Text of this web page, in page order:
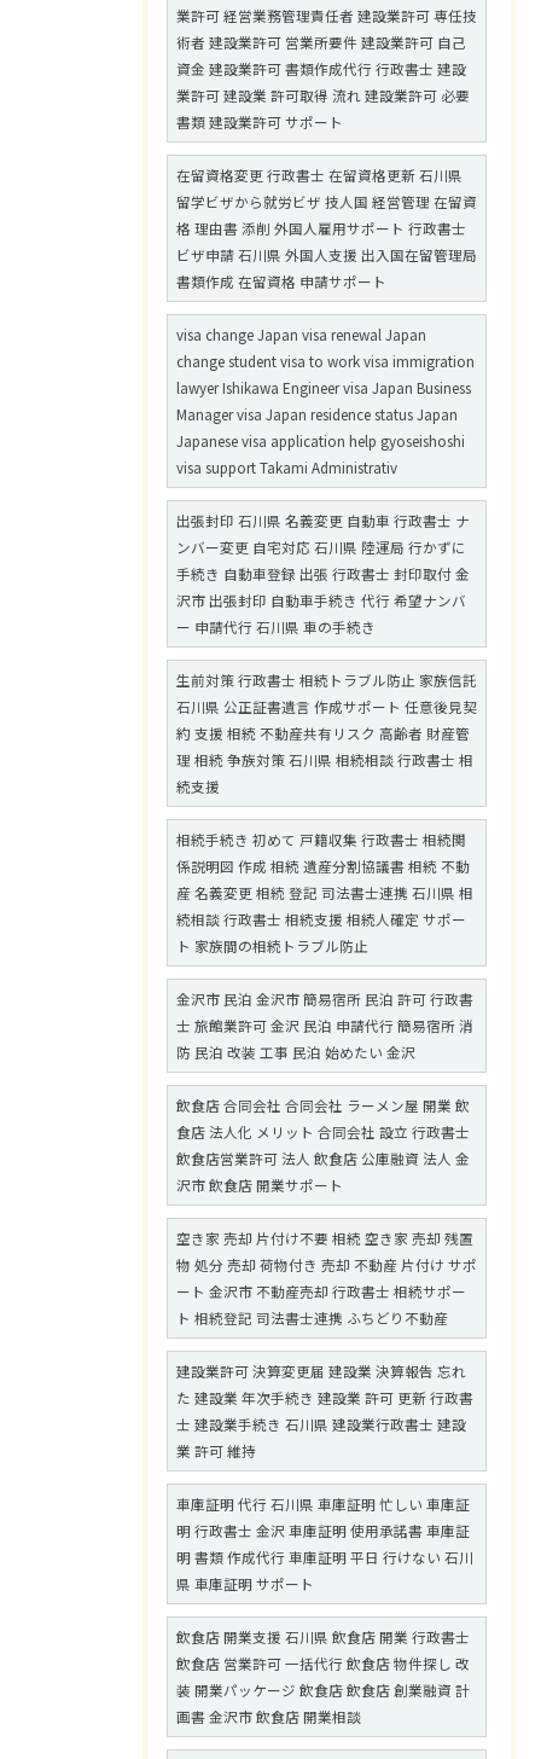
業許可 経営業務管理責任者 建設業許可 専任技
術者 建設業許可 営業所要件 建設業許可 自己
資金 建設業許可 書類作成代行 行政書士 建設
業許可 建設業 許可取得 流れ 建設業許可 必要
書類 建設業許可 サポート
在留資格変更 行政書士 在留資格更新 石川県
留学ビザから就労ビザ 技人国 経営管理 在留資
格 理由書 添削 外国人雇用サポート 行政書士
ビザ申請 石川県 外国人支援 出入国在留管理局
書類作成 在留資格 申請サポート
visa change Japan visa renewal Japan
change student visa to work visa immigration
lawyer Ishikawa Engineer visa Japan Business
Manager visa Japan residence status Japan
Japanese visa application help gyoseishoshi
visa support Takami Administrativ
出張封印 石川県 名義変更 自動車 行政書士 ナ
ンバー変更 自宅対応 石川県 陸運局 行かずに
手続き 自動車登録 出張 行政書士 封印取付 金
沢市 出張封印 自動車手続き 代行 希望ナンバ
ー 申請代行 石川県 車の手続き
生前対策 行政書士 相続トラブル防止 家族信託
石川県 公正証書遺言 作成サポート 任意後見契
約 支援 相続 不動産共有リスク 高齢者 財産管
理 相続 争族対策 石川県 相続相談 行政書士 相
続支援
相続手続き 初めて 戸籍収集 行政書士 相続関
係説明図 作成 相続 遺産分割協議書 相続 不動
産 名義変更 相続 登記 司法書士連携 石川県 相
続相談 行政書士 相続支援 相続人確定 サポー
ト 家族間の相続トラブル防止
金沢市 民泊 金沢市 簡易宿所 民泊 許可 行政書
士 旅館業許可 金沢 民泊 申請代行 簡易宿所 消
防 民泊 改装 工事 民泊 始めたい 金沢
飲食店 合同会社 合同会社 ラーメン屋 開業 飲
食店 法人化 メリット 合同会社 設立 行政書士
飲食店営業許可 法人 飲食店 公庫融資 法人 金
沢市 飲食店 開業サポート
空き家 売却 片付け不要 相続 空き家 売却 残置
物 処分 売却 荷物付き 売却 不動産 片付け サポ
ート 金沢市 不動産売却 行政書士 相続サポー
ト 相続登記 司法書士連携 ふちどり不動産
建設業許可 決算変更届 建設業 決算報告 忘れ
た 建設業 年次手続き 建設業 許可 更新 行政書
士 建設業手続き 石川県 建設業行政書士 建設
業 許可 維持
車庫証明 代行 石川県 車庫証明 忙しい 車庫証
明 行政書士 金沢 車庫証明 使用承諾書 車庫証
明 書類 作成代行 車庫証明 平日 行けない 石川
県 車庫証明 サポート
飲食店 開業支援 石川県 飲食店 開業 行政書士
飲食店 営業許可 一括代行 飲食店 物件探し 改
装 開業パッケージ 飲食店 飲食店 創業融資 計
画書 金沢市 飲食店 開業相談